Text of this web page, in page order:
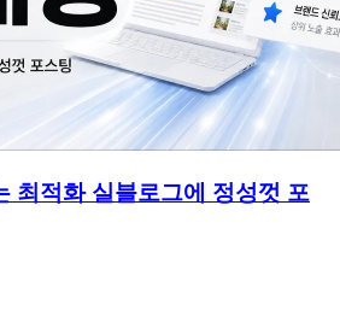
최적화 실블로그에 정성껏 포